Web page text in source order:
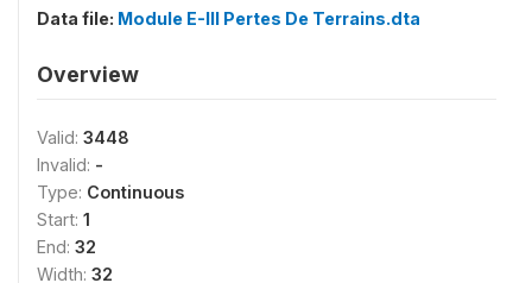
Data file: Module E-III Pertes De Terrains.dta
Overview
Valid: 3448
Invalid: -
Type: Continuous
Start: 1
End: 32
Width: 32